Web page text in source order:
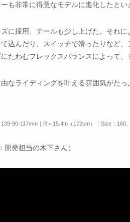
も非常に得意なモデルに進化したとい
に採用、テールも少し上げた。それ
込んだり、スイッチで滑ったりなど
たわむフレックスバランスによって、
なライディングを叶える雰囲気がたっ
139-90-117mm｜R＝15.4m（172cm）｜Size：160
発担当の木下さん）